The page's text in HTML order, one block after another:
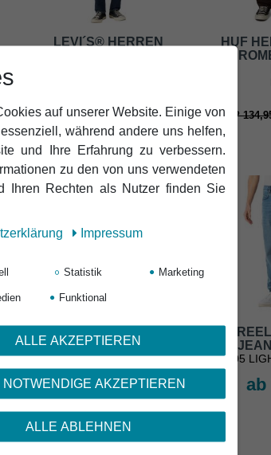
LEVI´S® HERREN
HUF
UVP
CARHARTT WIP
JEANS SINGLE KNEE
PANT
DUSKY BEIGE (STONE
CANVAS)
ab 149,95 €
1305
ab
auf unserer Website. Einige von
während andere uns helfen,
und Ihre Erfahrung zu verbessern.
zu den von uns verwendeten
Ihren Rechten als Nutzer finden Sie
Impressum
Statistik Marketing
Funktional
ALLE AKZEPTIEREN
NOTWENDIGE AKZEPTIEREN
ALLE ABLEHNEN